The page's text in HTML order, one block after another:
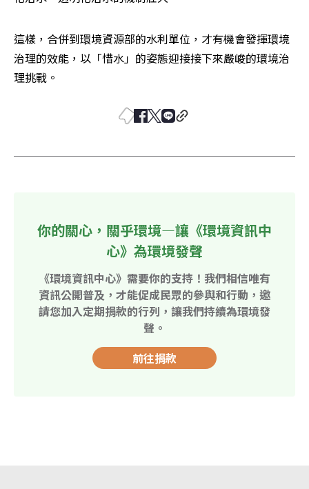
這樣，合併到環境資源部的水利單位，才有機會發揮環境
治理的效能，以「惜水」的姿態迎接接下來嚴峻的環境治
理挑戰。
你的關心，關乎環境—讓《環境資訊中
心》為環境發聲
《環境資訊中心》需要你的支持！我們相信唯有
資訊公開普及，才能促成民眾的參與和行動，邀
請您加入定期捐款的行列，讓我們持續為環境發
聲。
前往捐款